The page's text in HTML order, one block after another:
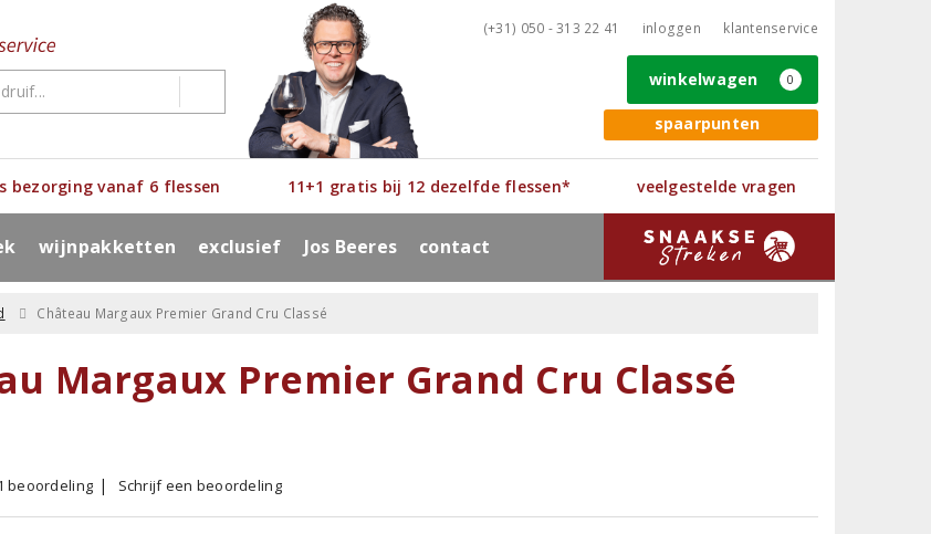
(+31) 050 - 313 22 41 inloggen klantenservice
spaarpunten
winkelwagen 0
bezorging vanaf 6 flessen 11+1 gratis bij 12 dezelfde flessen* veelgestelde vragen
wijnpakketten exclusief Jos Beeres contact
Château Margaux Premier Grand Cru Classé
Margaux Premier Grand Cru Classé
beoordeling Schrijf een beoordeling